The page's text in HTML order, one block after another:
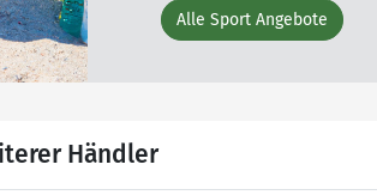
Alle Sport Angebote
Händler